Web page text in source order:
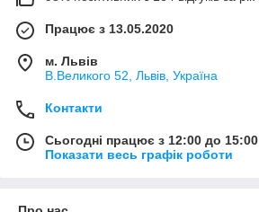
Працює з 13.05.2020
м. Львів
В.Великого 52, Львів, Україна
Контакти
Сьогодні працює з 12:00 до 15:00
Показати весь графік роботи